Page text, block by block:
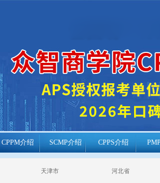
CPPM介绍 SCMP介绍 CPPS介绍
天津市 河北省